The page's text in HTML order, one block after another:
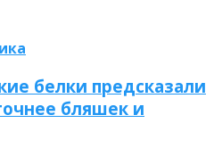
белки предсказали
бляшек и